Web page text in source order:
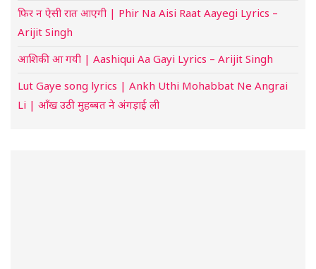
फिर न ऐसी रात आएगी | Phir Na Aisi Raat Aayegi Lyrics –
Arijit Singh
आशिकी आ गयी | Aashiqui Aa Gayi Lyrics – Arijit Singh
Lut Gaye song lyrics | Ankh Uthi Mohabbat Ne Angrai
Li | आँख उठी मुहब्बत ने अंगड़ाई ली